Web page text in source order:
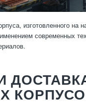
изготовленного на
современных